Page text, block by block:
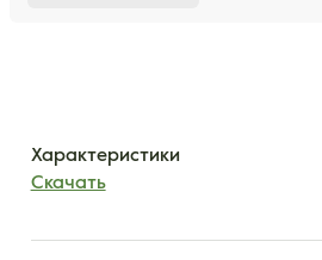
Характеристики
Скачать